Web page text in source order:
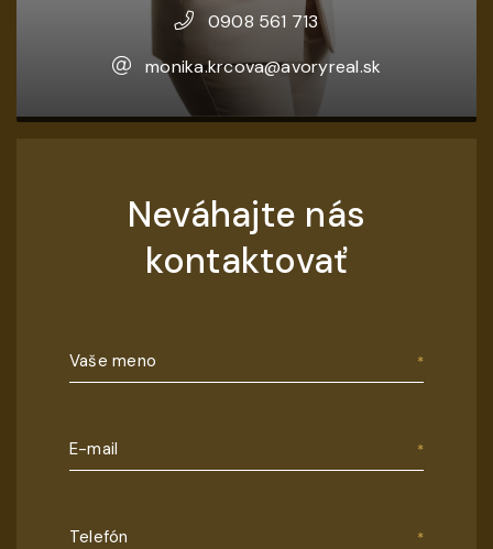
0908 561 713
monika.krcova@avoryreal.sk
Neváhajte nás
kontaktovať
Vaše meno
E-mail
Telefón